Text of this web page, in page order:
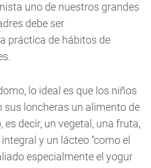
uno de nuestros grandes
debe ser
práctica de hábitos de
lo ideal es que los niños
sus loncheras un alimento de
decir, un vegetal, una fruta,
y un lácteo “como el
especialmente el yogur